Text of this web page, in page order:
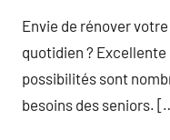
Envie de rénover
quotidien ? Excellente
possibilités sont
besoins des seniors.